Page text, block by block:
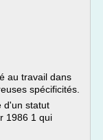
au travail dans
spécificités.
d'un statut
1986 1 qui